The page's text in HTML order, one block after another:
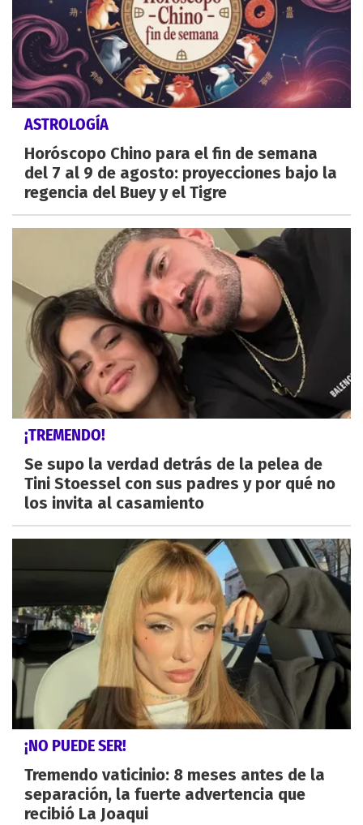
ASTROLOGÍA
Horóscopo Chino para el fin de semana
del 7 al 9 de agosto: proyecciones bajo la
regencia del Buey y el Tigre
¡TREMENDO!
Se supo la verdad detrás de la pelea de
Tini Stoessel con sus padres y por qué no
los invita al casamiento
¡NO PUEDE SER!
Tremendo vaticinio: 8 meses antes de la
separación, la fuerte advertencia que
recibió La Joaqui